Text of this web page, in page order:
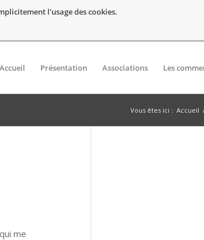
l'usage des cookies.
Accueil Présentation Associations Les
Vous êtes ici : Accueil
me